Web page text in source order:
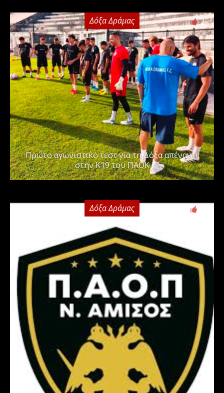
Δόξα Δράμας 2
Πρώτο αγωνιστικό τεστ για τη Δόξα απέναντι
στην Κ19 του ΠΑΟΚ
Δόξα Δράμας